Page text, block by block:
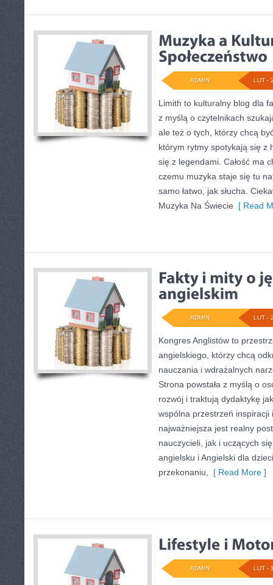
LUT -
ADMIN
Limith to kulturalny blog dla
z myślą o czytelnikach
ale też o tych, którzy chcą
którym rytmy spotykają się z
się z legendami. Całość ma
czemu muzyka staje się tu
samo łatwo, jak słucha.
Muzyka Na Świecie [ Read
LUT -
ADMIN
Kongres Anglistów to
angielskiego, którzy chcą
nauczania i wdrażalnych
Strona powstała z myślą o
rozwój i traktują dydaktykę
wspólna przestrzeń inspiracji
najważniejsza jest realny
nauczycieli, jak i uczących
angielsku i Angielski dla
przekonaniu,
[ Read More ]
LUT -
ADMIN